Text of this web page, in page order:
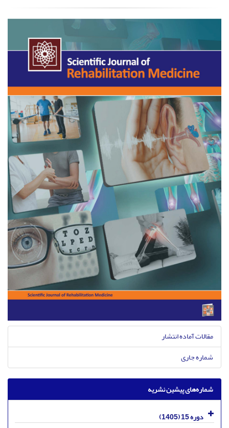
مقالات آماده انتشار
شماره جاری
شماره‌های پیشین نشریه
دوره 15 (1405)